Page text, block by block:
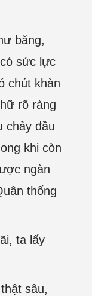
băng,
sức lực
chút khàn
rõ ràng
chảy đầu
khi còn
ngàn
thống
ta lấy
sâu,